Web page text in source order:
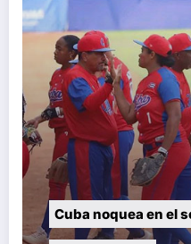
Cuba noquea en el